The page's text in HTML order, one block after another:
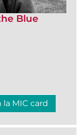
Blue
la MIC card